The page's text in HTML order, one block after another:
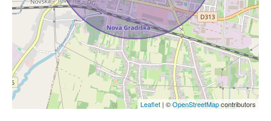
Leaflet | ©OpenStreetMapcontributors